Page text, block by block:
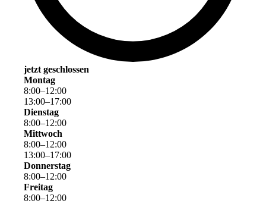
jetzt geschlossen
Montag
8:00–12:00
13:00–17:00
Dienstag
8:00–12:00
Mittwoch
8:00–12:00
13:00–17:00
Donnerstag
8:00–12:00
Freitag
8:00–12:00